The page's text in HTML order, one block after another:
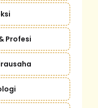
Profesi